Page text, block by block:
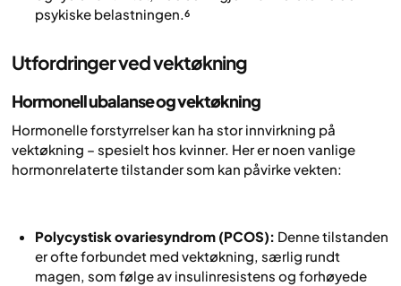
psykiske belastningen.⁶
Utfordringer ved vektøkning
Hormonell ubalanse og vektøkning
Hormonelle forstyrrelser kan ha stor innvirkning på
vektøkning – spesielt hos kvinner. Her er noen vanlige
hormonrelaterte tilstander som kan påvirke vekten:
Polycystisk ovariesyndrom (PCOS): Denne tilstanden
er ofte forbundet med vektøkning, særlig rundt
magen, som følge av insulinresistens og forhøyede